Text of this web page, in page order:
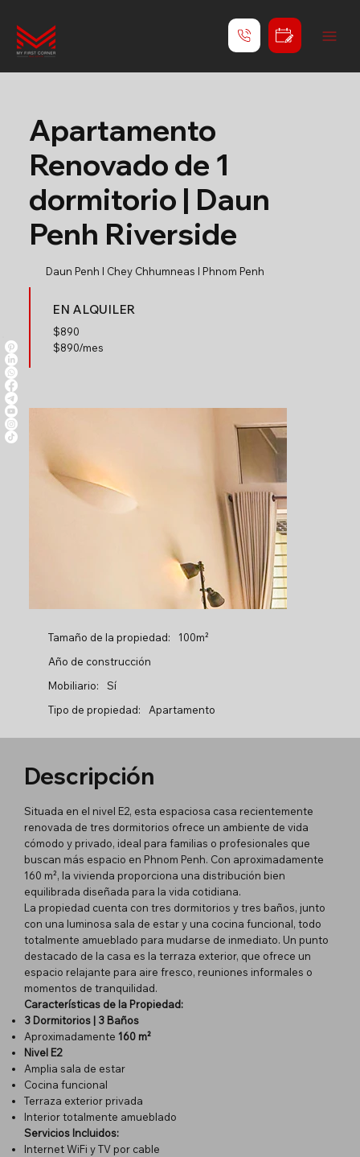
Apartamento
Renovado de 1
dormitorio | Daun
Penh Riverside
Daun Penh l Chey Chhumneas l Phnom Penh
EN ALQUILER
$890
$890/mes
Tamaño de la propiedad:
100m²
Año de construcción
Mobiliario:
Sí
Tipo de propiedad:
Apartamento
Descripción
Situada en el nivel E2, esta espaciosa casa recientemente
renovada de tres dormitorios ofrece un ambiente de vida
cómodo y privado, ideal para familias o profesionales que
buscan más espacio en Phnom Penh. Con aproximadamente
160 m², la vivienda proporciona una distribución bien
equilibrada diseñada para la vida cotidiana.
La propiedad cuenta con tres dormitorios y tres baños, junto
con una luminosa sala de estar y una cocina funcional, todo
totalmente amueblado para mudarse de inmediato. Un punto
destacado de la casa es la terraza exterior, que ofrece un
espacio relajante para aire fresco, reuniones informales o
momentos de tranquilidad.
Características de la Propiedad:
3 Dormitorios | 3 Baños
Aproximadamente 160 m²
Nivel E2
Amplia sala de estar
Cocina funcional
Terraza exterior privada
Interior totalmente amueblado
Servicios Incluidos:
Internet WiFi y TV por cable